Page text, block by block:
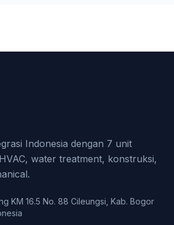
Indonesia dengan 7 unit
water treatment, konstruksi,
KM 16.5 No. 88 Cileungsi, Kab. Bogor